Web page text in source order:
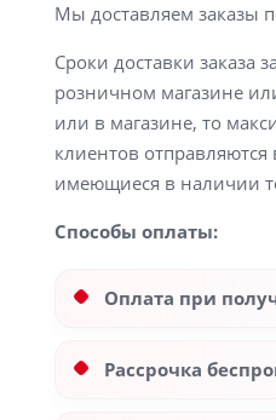
Мы доставляем заказы
Сроки доставки заказа
розничном магазине
или в магазине, то
клиентов
имеющиеся в наличии
Способы оплаты:
Оплата при
Рассрочка